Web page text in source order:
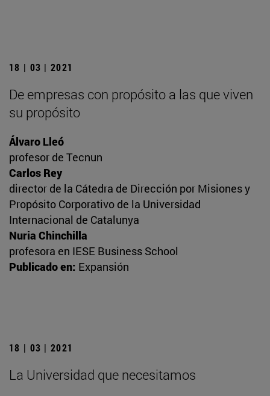
18 | 03 | 2021
De empresas con propósito a las que viven
su propósito
Álvaro Lleó
profesor de Tecnun
Carlos Rey
director de la Cátedra de Dirección por Misiones y
Propósito Corporativo de la Universidad
Internacional de Catalunya
Nuria Chinchilla
profesora en IESE Business School
Publicado en: Expansión
18 | 03 | 2021
La Universidad que necesitamos